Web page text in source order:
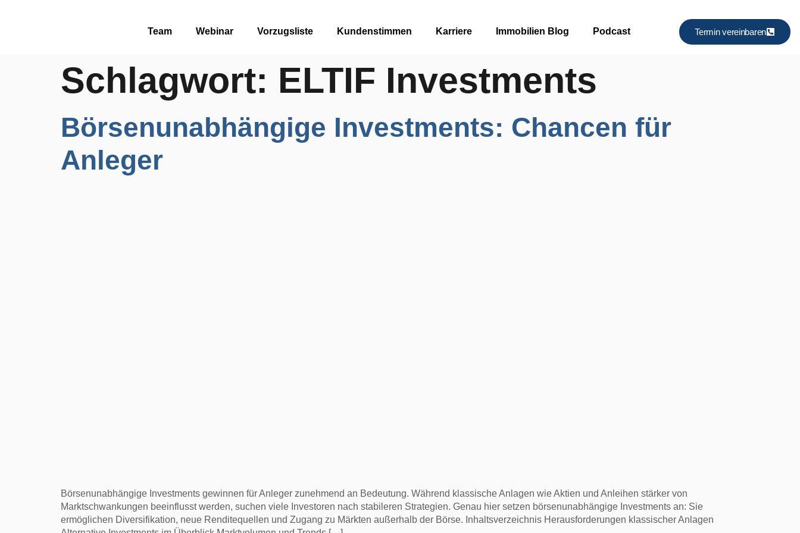
Team Webinar Vorzugsliste Kundenstimmen Karriere Immobilien Blog Podcast Termin vereinbaren
Schlagwort: ELTIF Investments
Börsenunabhängige Investments: Chancen für
Anleger
Börsenunabhängige Investments gewinnen für Anleger zunehmend an Bedeutung. Während klassische Anlagen wie Aktien und Anleihen stärker von
Marktschwankungen beeinflusst werden, suchen viele Investoren nach stabileren Strategien. Genau hier setzen börsenunabhängige Investments an: Sie
ermöglichen Diversifikation, neue Renditequellen und Zugang zu Märkten außerhalb der Börse. Inhaltsverzeichnis Herausforderungen klassischer Anlagen